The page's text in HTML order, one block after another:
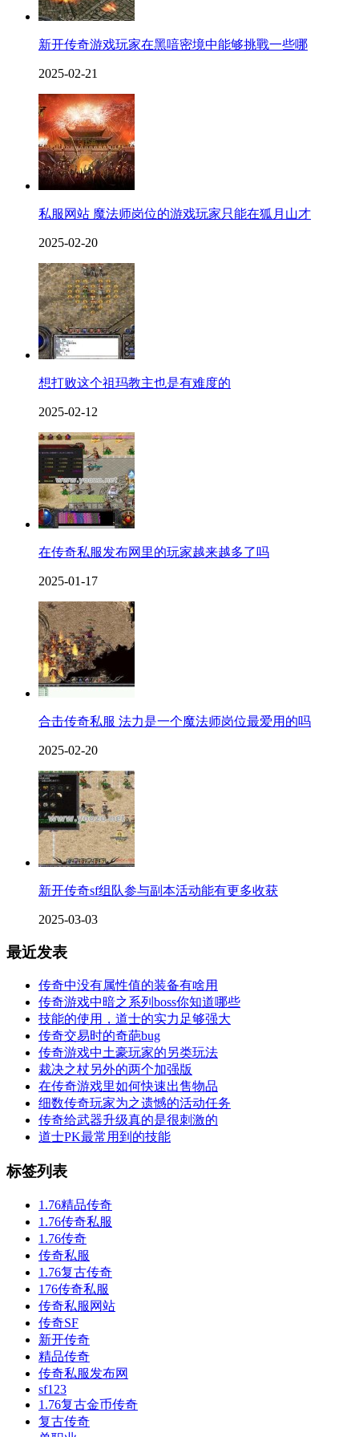
新开传奇游戏玩家在黑喑密境中能够挑戰一些哪
2025-02-21
私服网站 魔法师岗位的游戏玩家只能在狐月山才
2025-02-20
想打败这个祖玛教主也是有难度的
2025-02-12
在传奇私服发布网里的玩家越来越多了吗
2025-01-17
合击传奇私服 法力是一个魔法师岗位最爱用的吗
2025-02-20
新开传奇sf组队参与副本活动能有更多收获
2025-03-03
最近发表
传奇中没有属性值的装备有啥用
传奇游戏中暗之系列boss你知道哪些
技能的使用，道士的实力足够强大
传奇交易时的奇葩bug
传奇游戏中土豪玩家的另类玩法
裁决之杖另外的两个加强版
在传奇游戏里如何快速出售物品
细数传奇玩家为之遗憾的活动任务
传奇给武器升级真的是很刺激的
道士PK最常用到的技能
标签列表
1.76精品传奇
1.76传奇私服
1.76传奇
传奇私服
1.76复古传奇
176传奇私服
传奇私服网站
传奇SF
新开传奇
精品传奇
传奇私服发布网
sf123
1.76复古金币传奇
复古传奇